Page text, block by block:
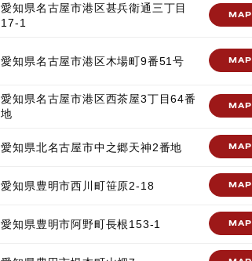
愛知県名古屋市港区甚兵衛通三丁目
17-1
MAP
愛知県名古屋市港区木場町9番51号 MAP
愛知県名古屋市港区西茶屋3丁目64番
地
MAP
愛知県北名古屋市中之郷天神2番地 MAP
愛知県豊明市西川町笹原2-18 MAP
愛知県豊明市阿野町長根153-1 MAP